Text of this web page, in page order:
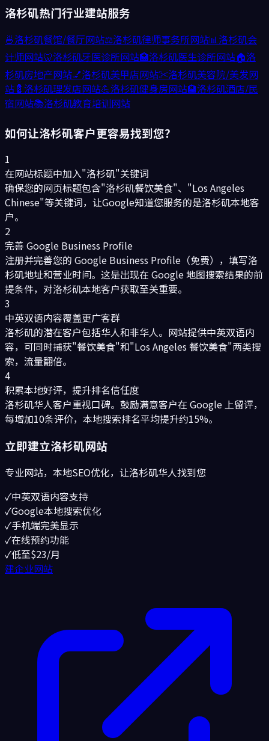
洛杉矶热门行业建站服务
🍜洛杉矶餐馆/餐厅网站⚖️洛杉矶律师事务所网站📊洛杉矶会
计师网站🦷洛杉矶牙医诊所网站🏥洛杉矶医生诊所网站🏠洛
杉矶房地产网站💅洛杉矶美甲店网站✂️洛杉矶美容院/美发网
站💈 洛杉矶理发店网站💪洛杉矶健身房网站🏨洛杉矶酒店/民
宿网站📚洛杉矶教育培训网站
如何让洛杉矶客户更容易找到您？
1
在网站标题中加入"洛杉矶"关键词
确保您的网页标题包含"洛杉矶餐饮美食"、"Los Angeles
Chinese"等关键词，让Google知道您服务的是洛杉矶本地客
户。
2
完善 Google Business Profile
注册并完善您的 Google Business Profile（免费），填写洛
杉矶地址和营业时间。这是出现在 Google 地图搜索结果的前
提条件，对洛杉矶本地客户获取至关重要。
3
中英双语内容覆盖更广客群
洛杉矶的潜在客户包括华人和非华人。网站提供中英双语内
容，可同时捕获"餐饮美食"和"Los Angeles 餐饮美食"两类搜
索，流量翻倍。
4
积累本地好评，提升排名信任度
洛杉矶华人客户重视口碑。鼓励满意客户在 Google 上留评，
每增加10条评价，本地搜索排名平均提升约15%。
立即建立洛杉矶网站
专业网站，本地SEO优化，让洛杉矶华人找到您
✓中英双语内容支持
✓Google本地搜索优化
✓手机端完美显示
✓在线预约功能
✓低至$23/月
建企业网站